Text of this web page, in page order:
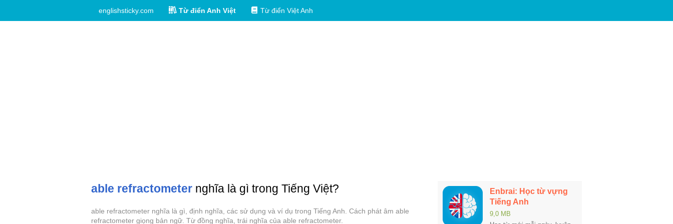
englishsticky.com Từ điển Anh Việt Từ điển Việt Anh
able refractometer nghĩa là gì trong Tiếng Việt?
able refractometer nghĩa là gì, định nghĩa, các sử dụng và ví dụ trong Tiếng Anh. Cách phát âm able
refractometer giọng bản ngữ. Từ đồng nghĩa, trái nghĩa của able refractometer.
Enbrai: Học từ vựng
Tiếng Anh
9,0 MB